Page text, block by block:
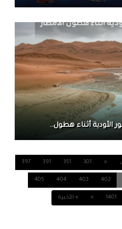
الأودية أثناء هطول..
«
301
351
391
397
402
403
404
405
1401
» » الأخيرة